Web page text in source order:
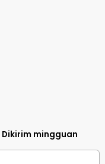
Dikirim mingguan